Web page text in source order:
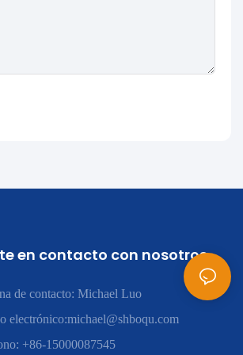
en contacto con nosotros
de contacto: Michael Luo
electrónico:michael@shboqu.com
+86-15000087545